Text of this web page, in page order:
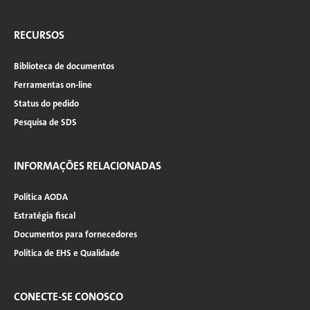
RECURSOS
Biblioteca de documentos
Ferramentas on-line
Status do pedido
Pesquisa de SDS
INFORMAÇÕES RELACIONADAS
Política AODA
Estratégia fiscal
Documentos para fornecedores
Política de EHS e Qualidade
CONECTE-SE CONOSCO